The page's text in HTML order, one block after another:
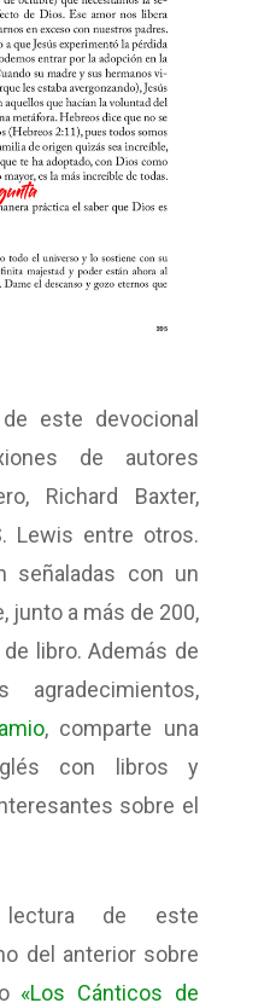
este devocional
de autores
Richard Baxter,
Lewis entre otros.
señaladas con un
junto a más de 200,
libro. Además de
, comparte una
con libros y
sobre el
lectura de este
del anterior sobre
«Los Cánticos de